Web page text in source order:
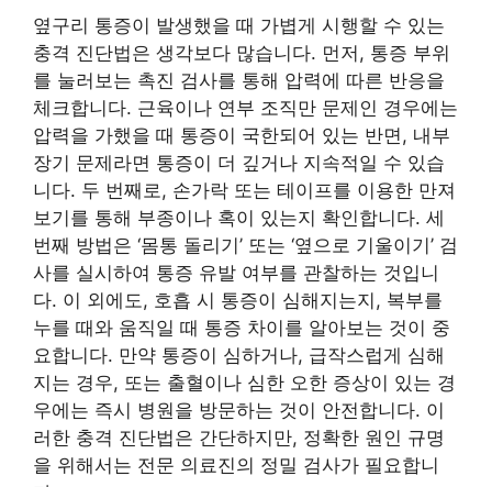
옆구리 통증이 발생했을 때 가볍게 시행할 수 있는
충격 진단법은 생각보다 많습니다. 먼저, 통증 부위
를 눌러보는 촉진 검사를 통해 압력에 따른 반응을
체크합니다. 근육이나 연부 조직만 문제인 경우에는
압력을 가했을 때 통증이 국한되어 있는 반면, 내부
장기 문제라면 통증이 더 깊거나 지속적일 수 있습
니다. 두 번째로, 손가락 또는 테이프를 이용한 만져
보기를 통해 부종이나 혹이 있는지 확인합니다. 세
번째 방법은 ‘몸통 돌리기’ 또는 ‘옆으로 기울이기’ 검
사를 실시하여 통증 유발 여부를 관찰하는 것입니
다. 이 외에도, 호흡 시 통증이 심해지는지, 복부를
누를 때와 움직일 때 통증 차이를 알아보는 것이 중
요합니다. 만약 통증이 심하거나, 급작스럽게 심해
지는 경우, 또는 출혈이나 심한 오한 증상이 있는 경
우에는 즉시 병원을 방문하는 것이 안전합니다. 이
러한 충격 진단법은 간단하지만, 정확한 원인 규명
을 위해서는 전문 의료진의 정밀 검사가 필요합니